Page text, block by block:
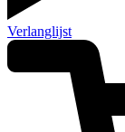
Verlanglijst